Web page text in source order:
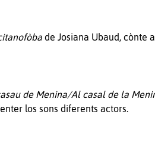
de Josiana Ubaud, cònte
de Menina/Al casal de la
los sons diferents actors.